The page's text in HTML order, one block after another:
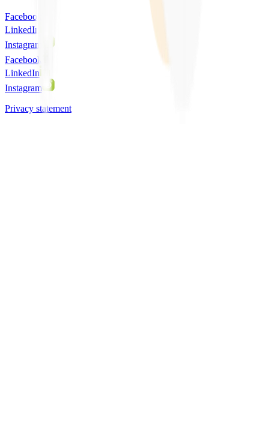
Facebook
LinkedIn
Instagram
Facebook
LinkedIn
Instagram
Privacy statement